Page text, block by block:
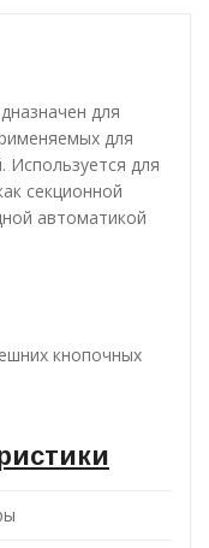
для
для
Используется для
секционной
автоматикой
кнопочных